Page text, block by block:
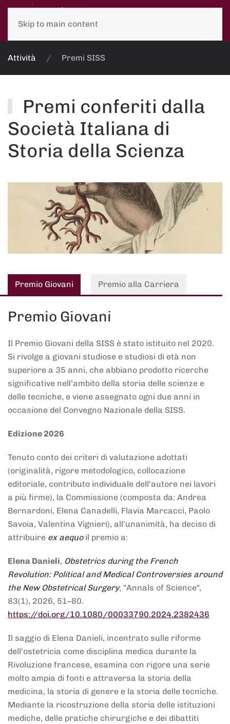
Skip to main content
Attività Premi SISS
Premi conferiti dalla
Società Italiana di
Storia della Scienza
Premio Giovani Premio alla Carriera
Premio Giovani
Il Premio Giovani della SISS è stato istituito nel 2020.
Si rivolge a giovani studiose e studiosi di età non
superiore a 35 anni, che abbiano prodotto ricerche
significative nell’ambito della storia delle scienze e
delle tecniche, e viene assegnato ogni due anni in
occasione del Convegno Nazionale della SISS.
Edizione 2026
Tenuto conto dei criteri di valutazione adottati
(originalità, rigore metodologico, collocazione
editoriale, contributo individuale dell'autore nei lavori
a più firme), la Commissione (composta da: Andrea
Bernardoni, Elena Canadelli, Flavia Marcacci, Paolo
Savoia, Valentina Vignieri), all'unanimità, ha deciso di
attribuire ex aequoil premio a:
Elena Danieli, Obstetrics during the French
Revolution: Political and Medical Controversies around
the New Obstetrical Surgery, "Annals of Science",
83(1), 2026, 51–80.
https://doi.org/10.1080/00033790.2024.2382436
Il saggio di Elena Danieli, incentrato sulle riforme
dell'ostetricia come disciplina medica durante la
Rivoluzione francese, esamina con rigore una serie
molto ampia di fonti e attraversa la storia della
medicina, la storia di genere e la storia delle tecniche.
Mediante la ricostruzione della storia delle istituzioni
mediche, delle pratiche chirurgiche e dei dibattiti